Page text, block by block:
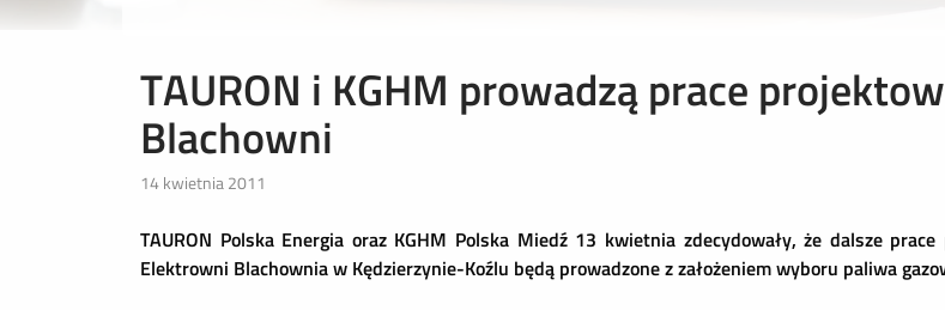
TAURON i KGHM prowadzą prace
Blachowni
14 kwietnia 2011
TAURON Polska Energia oraz KGHM Polska Miedź 13 kwietnia zdecydowały, że dalsze
Elektrowni Blachownia w Kędzierzynie-Koźlu będą prowadzone z założeniem wyboru paliwa